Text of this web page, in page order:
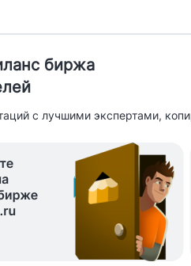
биржа
с лучшими экспертами,